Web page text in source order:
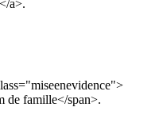
a>.
de famille</span>.